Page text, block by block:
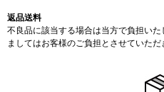
返品送料
不良品に該当する場合は当方で負担い
ましてはお客様のご負担とさせていただ